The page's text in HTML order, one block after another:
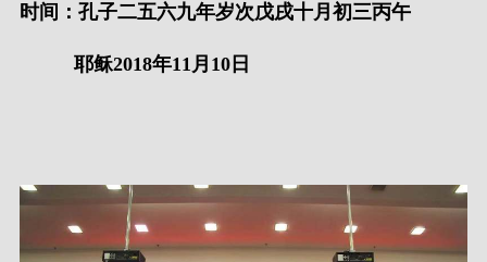
时间：孔子二五六九年岁次戊戌十月初三丙午
耶稣2018年11月10日